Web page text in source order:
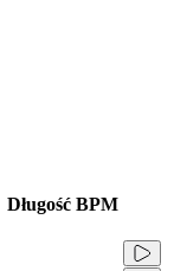
Długość BPM